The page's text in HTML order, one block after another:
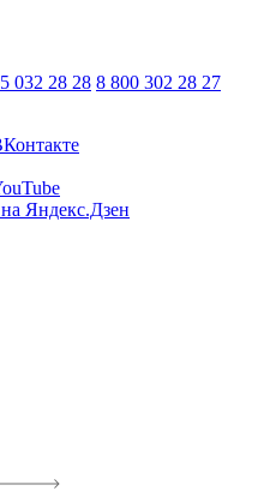
032 28 28 8 800 302 28 27
Яндекс.Дзен